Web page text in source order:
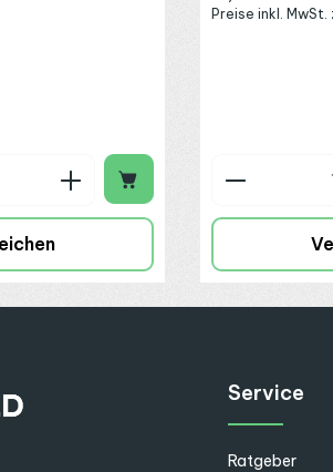
Gib den
Preise inkl.
Produkt
Service
Ratgeber